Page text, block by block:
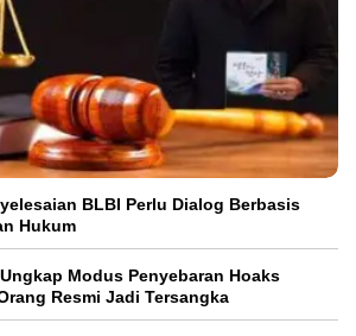
BLBI Perlu Dialog Berbasis
Hukum
Modus Penyebaran Hoaks
Resmi Jadi Tersangka